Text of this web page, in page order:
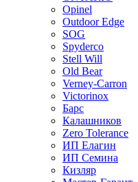
Opinel
Outdoor Edge
SOG
Spyderco
Stell Will
Old Bear
Verney-Carron
Victorinox
Барс
Калашников
Zero Tolerance
ИП Елагин
ИП Семина
Кизляр